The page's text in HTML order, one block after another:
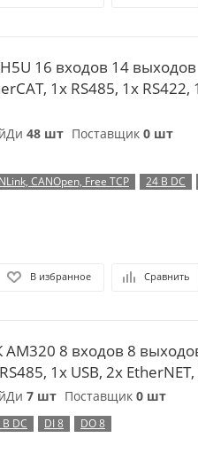
16 входов 14 выходов
1x RS485, 1x RS422,
48 шт Поставщик 0 шт
CANOpen, Free TCP
24 В DC
В избранное Сравнить
8 входов 8
1x USB, 2x
7 шт Поставщик 0 шт
DC DI 8 DO 8